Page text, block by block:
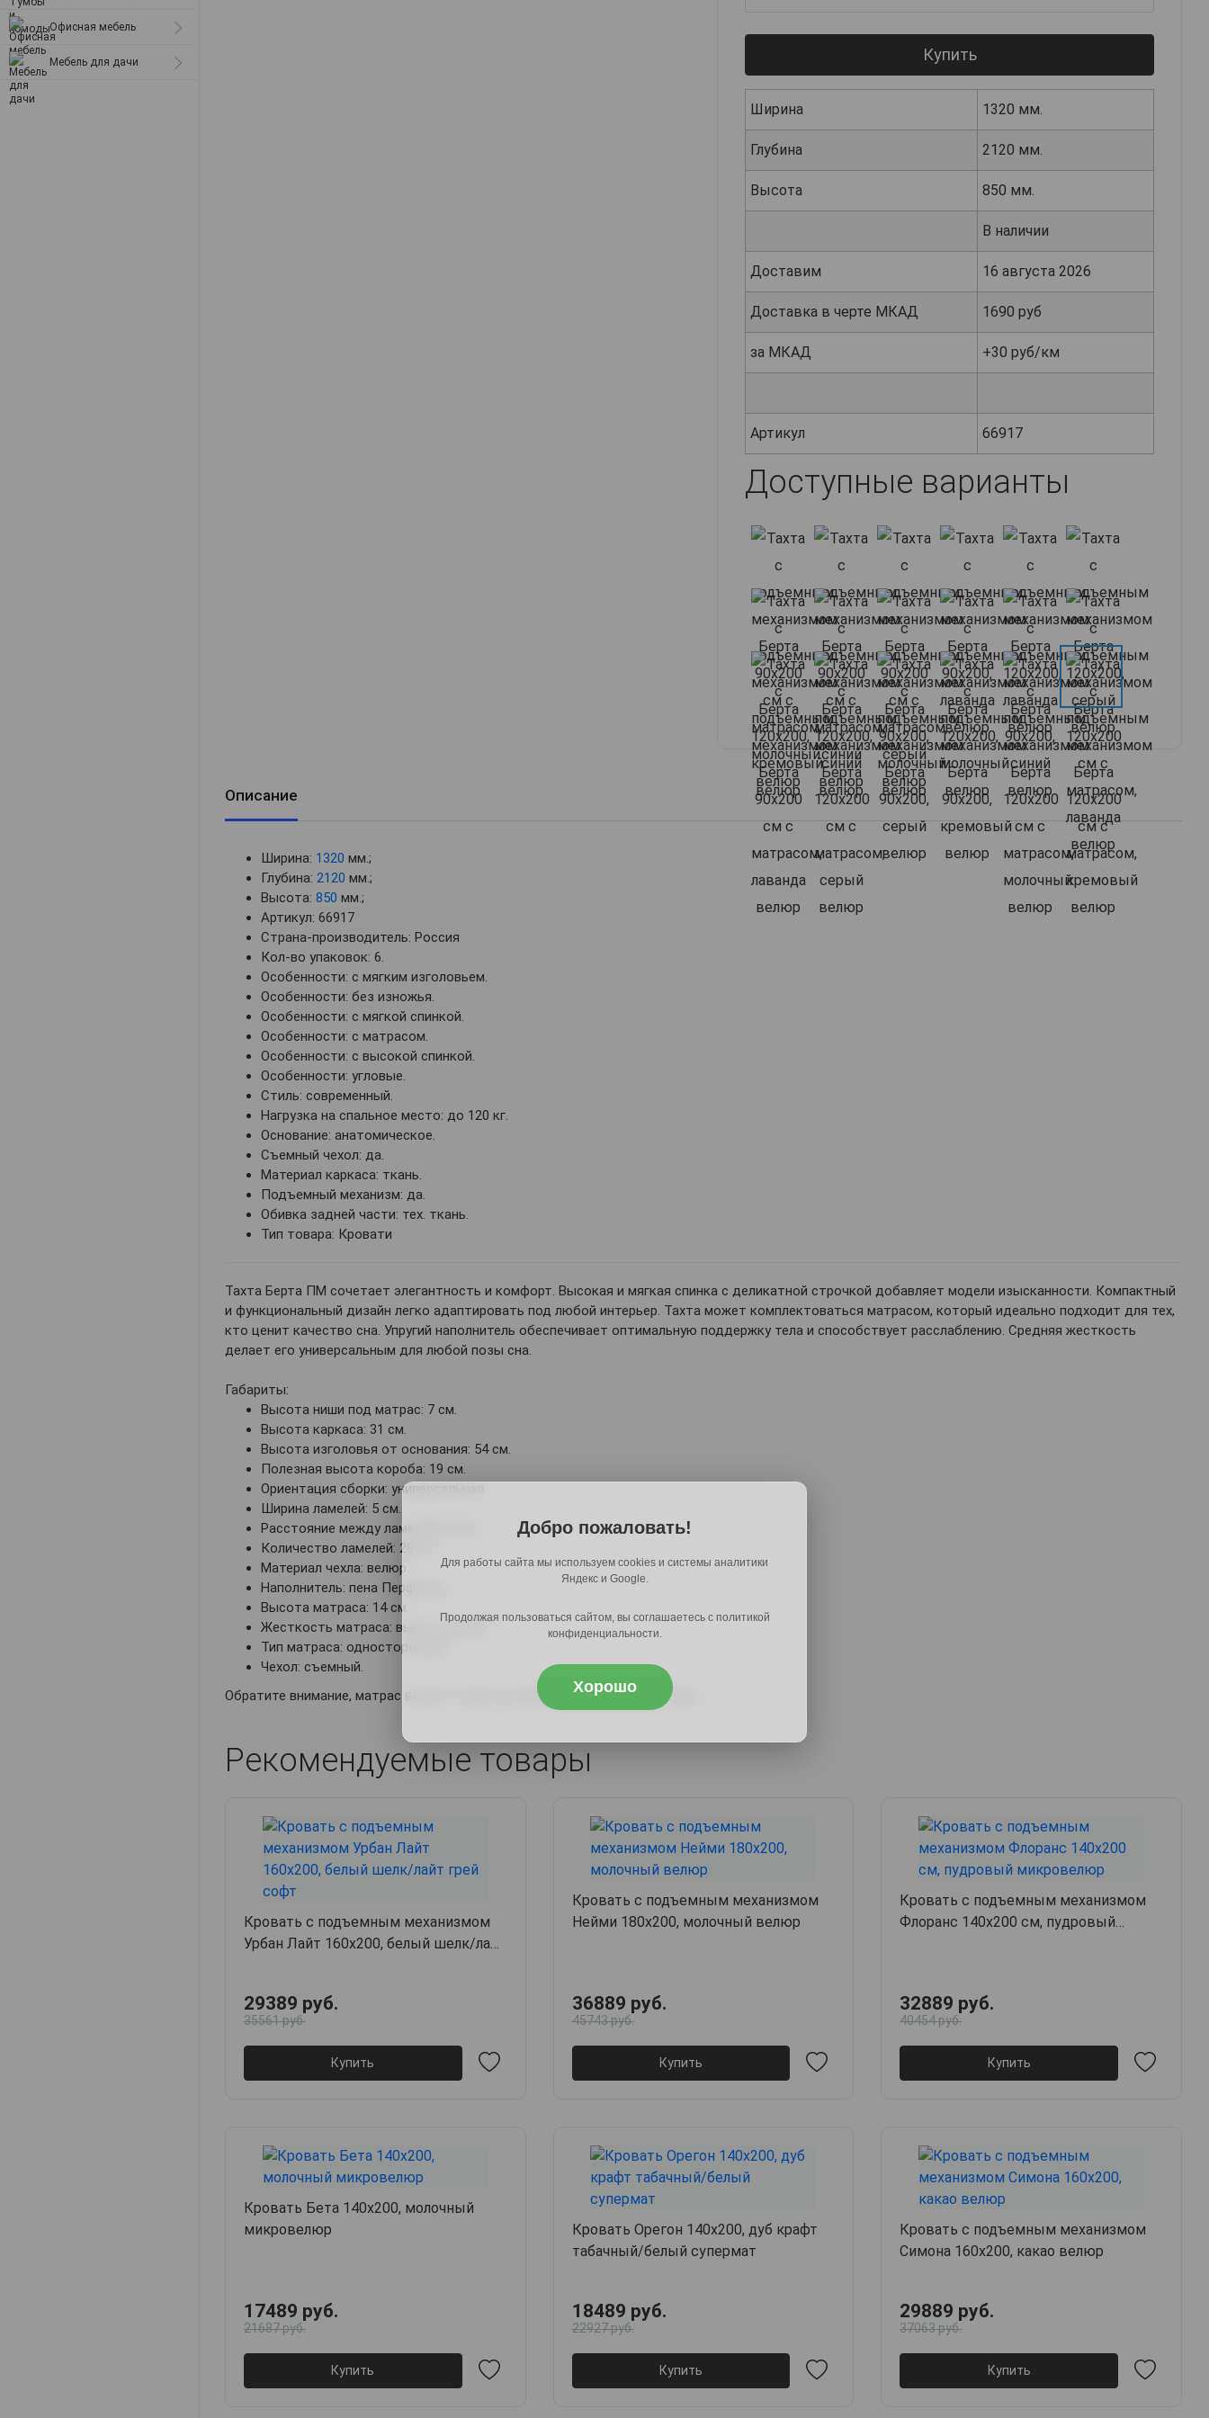
Офисная мебель
Мебель для дачи Купить
Ширина 1320 мм.
Глубина 2120 мм.
Высота 850 мм.
В наличии
Доставим 16 августа 2026
Доставка в черте МКАД 1690 руб
за МКАД +30 руб/км
Артикул 66917
Доступные варианты
Описание
Ширина: 1320 мм.;
Глубина: 2120 мм.;
Высота: 850 мм.;
Артикул: 66917
Страна-производитель: Россия
Кол-во упаковок: 6.
Особенности: с мягким изголовьем.
Особенности: без изножья.
Особенности: с мягкой спинкой.
Особенности: с матрасом.
Особенности: с высокой спинкой.
Особенности: угловые.
Стиль: современный.
Нагрузка на спальное место: до 120 кг.
Основание: анатомическое.
Съемный чехол: да.
Материал каркаса: ткань.
Подъемный механизм: да.
Обивка задней части: тех. ткань.
Тип товара: Кровати
Тахта Берта ПМ сочетает элегантность и комфорт. Высокая и мягкая спинка с деликатной строчкой добавляет модели изысканности. Компактный
и функциональный дизайн легко адаптировать под любой интерьер. Тахта может комплектоваться матрасом, который идеально подходит для тех,
кто ценит качество сна. Упругий наполнитель обеспечивает оптимальную поддержку тела и способствует расслаблению. Средняя жесткость
делает его универсальным для любой позы сна.
Габариты:
Высота ниши под матрас: 7 см.
Высота каркаса: 31 см.
Высота изголовья от основания: 54 см.
Полезная высота короба: 19 см.
Ориентация сборки: универсальная.
Ширина ламелей: 5 см.
Расстояние между ламелями: 8 см.
Количество ламелей: 28 шт.
Материал чехла: велюр.
Наполнитель: пена Перфекшн.
Высота матраса: 14 см.
Жесткость матраса: выше средней.
Тип матраса: односторонний.
Чехол: съемный.
Обратите внимание, матрас входит только в одноименную комплектацию.
Рекомендуемые товары
Кровать с подъемным механизмом
Урбан Лайт 160х200, белый шелк/лайт
29389 руб.
35561 руб.
Купить
Кровать с подъемным механизмом
Нейми 180х200, молочный велюр
36889 руб.
45743 руб.
Купить
Кровать с подъемным механизмом
Флоранс 140х200 см, пудровый
32889 руб.
40454 руб.
Купить
Кровать Бета 140х200, молочный
микровелюр
17489 руб.
21687 руб.
Купить
Кровать Орегон 140х200, дуб крафт
табачный/белый супермат
18489 руб.
22927 руб.
Купить
Кровать с подъемным механизмом
Симона 160х200, какао велюр
29889 руб.
37063 руб.
Купить
Добро пожаловать!
Для работы сайта мы используем cookies и системы аналитики
Яндекс и Google.
Продолжая пользоваться сайтом, вы соглашаетесь с политикой
конфиденциальности.
Хорошо